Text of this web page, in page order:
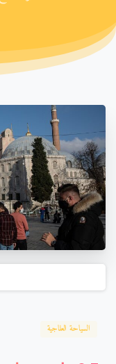
السياحة العلاجية